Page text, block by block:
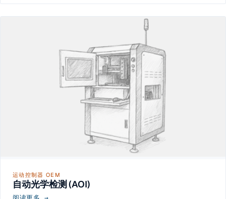
运动控制器 OEM
自动光学检测 (AOI)